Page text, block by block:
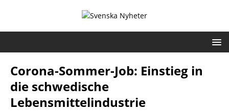
Corona-Sommer-Job: Einstieg in
die schwedische
Lebensmittelindustrie